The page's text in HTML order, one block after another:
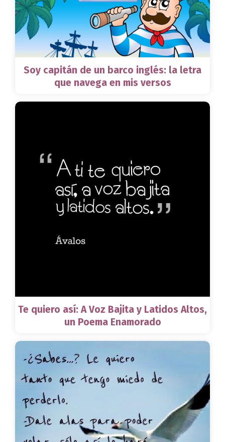
Soy capitán de un barco inglés: la letra
que navega en mis versos
Te quiero así: A Voz Bajita y Latidos Altos,
un Poema Enamorado